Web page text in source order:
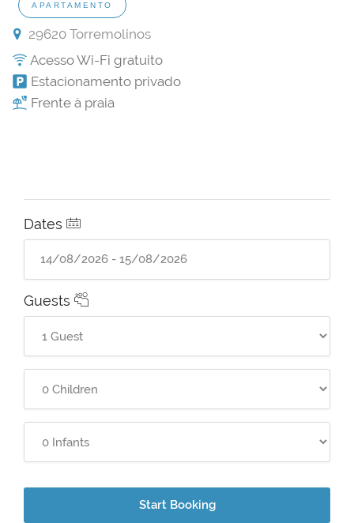
APARTAMENTO
29620 Torremolinos
Acesso Wi-Fi gratuito
Estacionamento privado
Frente à praia
Dates
Guests
Start Booking